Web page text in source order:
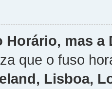
Horário, mas a
que o fuso
Lisboa,